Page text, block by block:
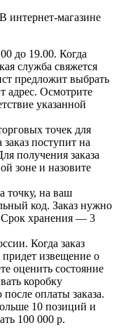
интернет-магазине
до 19.00. Когда
служба свяжется
предложит выбрать
адрес. Осмотрите
указанной
точек для
поступит на
получения заказа
зоне и назовите
точку, на ваш
код. Заказ нужно
Срок хранения — 3
Когда заказ
придет извещение о
оценить состояние
коробку
оплаты заказа.
10 позиций и
100 000 р.